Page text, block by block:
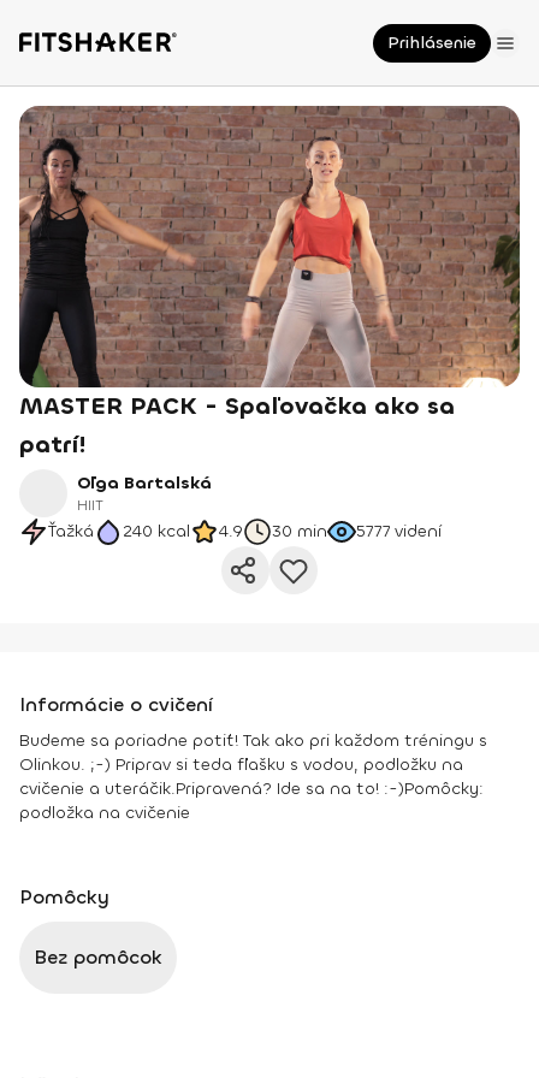
Prihlásenie
MASTER PACK - Spaľovačka ako sa
patrí!
Oľga Bartalská
HIIT
Ťažká 240 kcal 4.9 30 min 5777 videní
Informácie o cvičení
Budeme sa poriadne potiť! Tak ako pri každom tréningu s
Olinkou. ;-) Priprav si teda fľašku s vodou, podložku na
cvičenie a uteráčik.Pripravená? Ide sa na to! :-)Pomôcky:
podložka na cvičenie
Pomôcky
Bez pomôcok